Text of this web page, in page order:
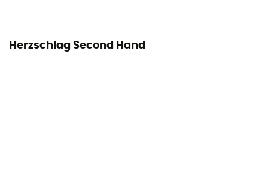
650
Herzschlag Second Hand